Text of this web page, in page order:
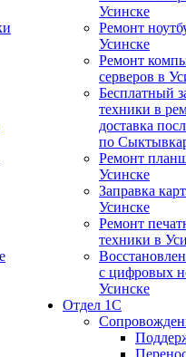
Усинске
Ремонт
Усинске
Ремонт
серверов в
Бесплатный
техники в
доставка
по
Ремонт
Усинске
Заправка
Усинске
Ремонт
техники в
с цифровых
Усинске
Отдел 1С